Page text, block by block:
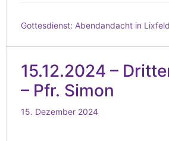
Gottesdienst: Abendandacht in Lixfeld
15.12.2024 –
– Pfr. Simon
15. Dezember 2024